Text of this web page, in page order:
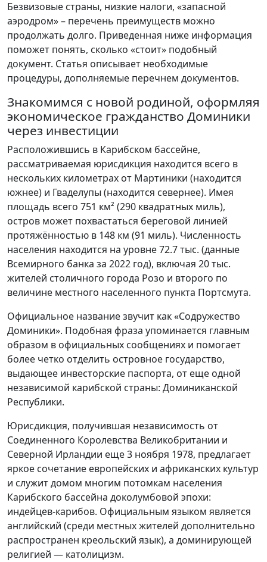
Безвизовые страны, низкие налоги, «запасной
аэродром» – перечень преимуществ можно
продолжать долго. Приведенная ниже информация
поможет понять, сколько «стоит» подобный
документ. Статья описывает необходимые
процедуры, дополняемые перечнем документов.
Знакомимся с новой родиной, оформляя
экономическое гражданство Доминики
через инвестиции
Расположившись в Карибском бассейне,
рассматриваемая юрисдикция находится всего в
нескольких километрах от Мартиники (находится
южнее) и Гваделупы (находится севернее). Имея
площадь всего 751 км² (290 квадратных миль),
остров может похвастаться береговой линией
протяжённостью в 148 км (91 миль). Численность
населения находится на уровне 72.7 тыс. (данные
Всемирного банка за 2022 год), включая 20 тыс.
жителей столичного города Розо и второго по
величине местного населенного пункта Портсмута.
Официальное название звучит как «Содружество
Доминики». Подобная фраза упоминается главным
образом в официальных сообщениях и помогает
более четко отделить островное государство,
выдающее инвесторские паспорта, от еще одной
независимой карибской страны: Доминиканской
Республики.
Юрисдикция, получившая независимость от
Соединенного Королевства Великобритании и
Северной Ирландии еще 3 ноября 1978, предлагает
яркое сочетание европейских и африканских культур
и служит домом многим потомкам населения
Карибского бассейна доколумбовой эпохи:
индейцев-карибов. Официальным языком является
английский (среди местных жителей дополнительно
распространен креольский язык), а доминирующей
религией — католицизм.